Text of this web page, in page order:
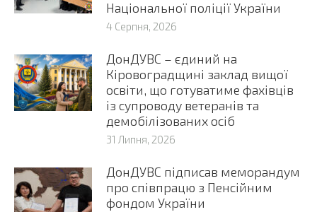
Національної поліції України
4 Серпня, 2026
ДонДУВС – єдиний на
Кіровоградщині заклад вищої
освіти, що готуватиме фахівців
із супроводу ветеранів та
демобілізованих осіб
31 Липня, 2026
ДонДУВС підписав меморандум
про співпрацю з Пенсійним
фондом України